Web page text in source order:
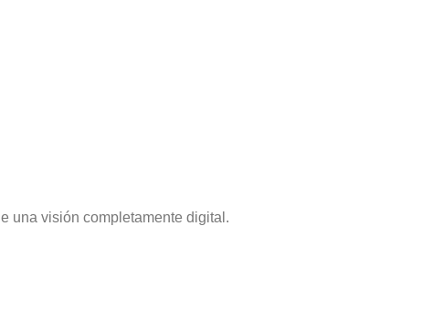
una visión completamente digital.